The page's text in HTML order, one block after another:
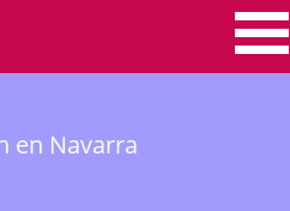
en Navarra